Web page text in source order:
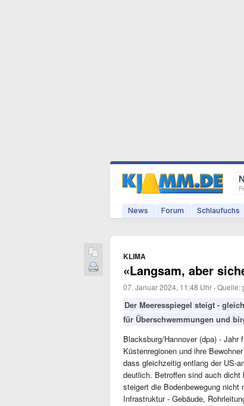
News Forum Schlaufuchs
KLIMA
«Langsam, aber
07. Januar 2024, 11:48 Uhr ·Quelle:
Der Meeresspiegel steigt -
für Überschwemmungen und
Blacksburg/Hannover (dpa) -
Küstenregionen und ihre
dass gleichzeitig entlang der US-
deutlich. Betroffen sind auch
steigert die Bodenbewegung nicht
Infrastruktur - Gebäude,